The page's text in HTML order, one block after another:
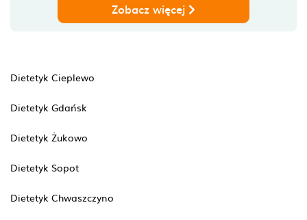
Zobacz więcej
Dietetyk Cieplewo
Dietetyk Gdańsk
Dietetyk Żukowo
Dietetyk Sopot
Dietetyk Chwaszczyno